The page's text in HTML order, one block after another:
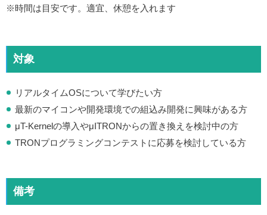
※時間は目安です。適宜、休憩を入れます
対象
リアルタイムOSについて学びたい方
最新のマイコンや開発環境での組込み開発に興味がある方
μT-Kernelの導入やμITRONからの置き換えを検討中の方
TRONプログラミングコンテストに応募を検討している方
備考